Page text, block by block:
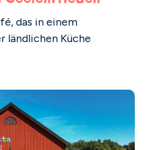
das in einem
ländlichen Küche